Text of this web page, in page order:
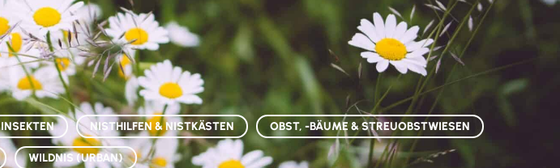
INSEKTEN NISTHILFEN & NISTKÄSTEN OBST, -BÄUME & STREUOBSTWIESEN
WILDNIS (URBAN)